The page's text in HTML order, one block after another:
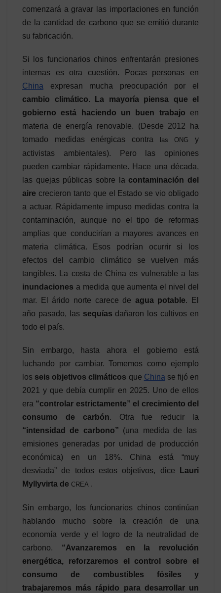
comenzará a gravar las importaciones en función
de la cantidad de carbono que se emitió durante
su fabricación.
Si los funcionarios chinos enfrentarán presiones
internas es otra cuestión. Pocas personas en
China expresan mucha preocupación por el
cambio climático.
La mayoría piensa que el
gobierno está haciendo un buen trabajo en
materia de energía renovable. (Desde 2012 ha
tomado medidas enérgicas contra
las ONG
y
activistas ambientales). Pero las opiniones
pueden cambiar rápidamente. Hace una década,
las quejas públicas sobre lacontaminación del
aire crecieron tanto que el Estado se vio obligado
a actuar. Rápidamente impuso medidas contra la
contaminación, aunque no el tipo de reformas
amplias que conducirían a mayores avances en
materia climática. Esos podrían ocurrir si los
efectos del cambio climático se vuelven más
tangibles. La costa de China es vulnerable a las
inundaciones a medida que aumenta el nivel del
mar. El árido norte carece de agua potable. El
año pasado, las sequías dañaron los cultivos en
todo el país.
Sin embargo, hasta ahora el gobierno está
luchando por cambiar. Tomemos como ejemplo
los seis objetivos climáticos que China se fijó en
2021 y que debía cumplir en 2025. Uno de ellos
era “controlar estrictamente” el crecimiento del
consumo de carbón. Otra fue reducir la
“intensidad de carbono” (una medida de las
emisiones generadas por unidad de producción
económica) en un 18%. China está “muy
desviada” de todos estos objetivos, dice
Lauri
Myllyvirta de CREA .
Sin embargo, los funcionarios chinos continúan
hablando mucho sobre la creación de una
economía verde y el logro de la neutralidad de
carbono. “Avanzaremos en la revolución
energética, reforzaremos el control sobre el
consumo de combustibles fósiles y
trabajaremos más rápido para desarrollar un